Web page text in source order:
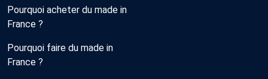
Pourquoi acheter du made in
France ?
Pourquoi faire du made in
France ?